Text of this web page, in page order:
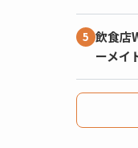
飲食店
ーメイ